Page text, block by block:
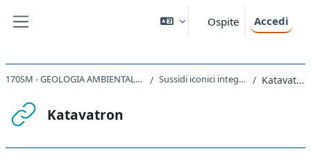
Ospite Accedi
170SM - GEOLOGIA AMBIENTALE 2021 Sussidi iconici integrativi Katavatron
Katavatron